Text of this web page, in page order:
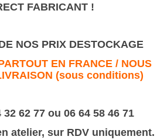
la fiche complète
FABRICANT !
NOS PRIX DESTOCKAGE
EN FRANCE / NOUS
(sous conditions)
62 77 ou 06 64 58 46 71
atelier, sur RDV uniquement.